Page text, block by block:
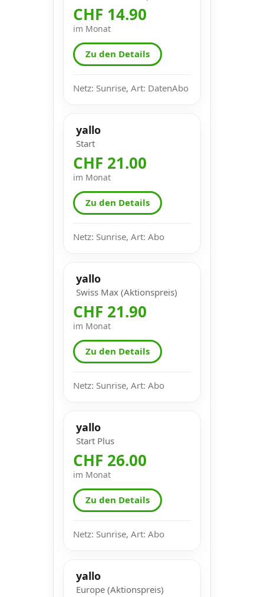
CHF 14.90
im Monat
Zu den Details
Netz: Sunrise, Art: DatenAbo
yallo
Start
CHF 21.00
im Monat
Zu den Details
Netz: Sunrise, Art: Abo
yallo
Swiss Max (Aktionspreis)
CHF 21.90
im Monat
Zu den Details
Netz: Sunrise, Art: Abo
yallo
Start Plus
CHF 26.00
im Monat
Zu den Details
Netz: Sunrise, Art: Abo
yallo
Europe (Aktionspreis)